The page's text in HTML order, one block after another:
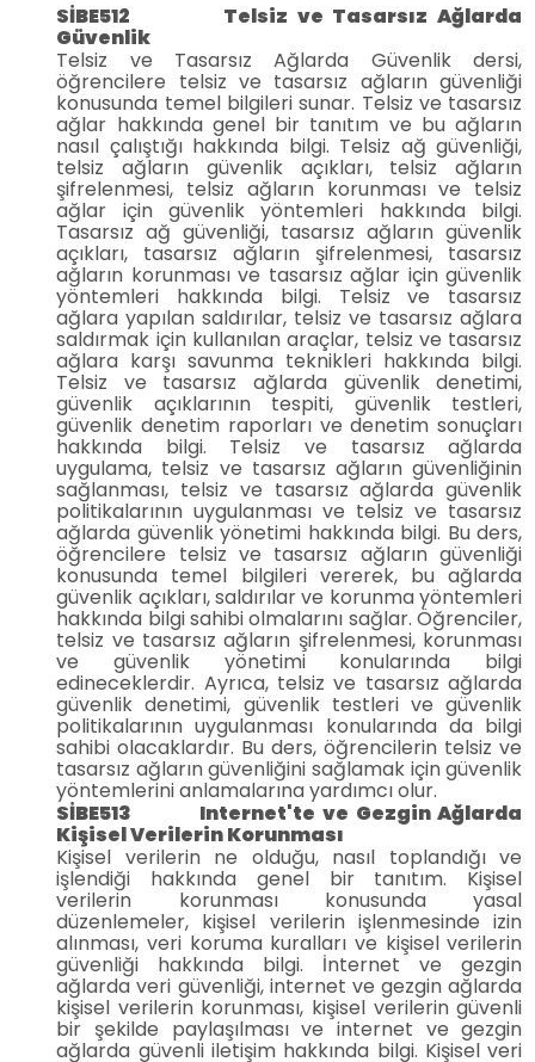
SİBE512 Telsiz ve Tasarsız Ağlarda
Güvenlik
Telsiz ve Tasarsız Ağlarda Güvenlik dersi,
öğrencilere telsiz ve tasarsız ağların güvenliği
konusunda temel bilgileri sunar. Telsiz ve tasarsız
ağlar hakkında genel bir tanıtım ve bu ağların
nasıl çalıştığı hakkında bilgi. Telsiz ağ güvenliği,
telsiz ağların güvenlik açıkları, telsiz ağların
şifrelenmesi, telsiz ağların korunması ve telsiz
ağlar için güvenlik yöntemleri hakkında bilgi.
Tasarsız ağ güvenliği, tasarsız ağların güvenlik
açıkları, tasarsız ağların şifrelenmesi, tasarsız
ağların korunması ve tasarsız ağlar için güvenlik
yöntemleri hakkında bilgi. Telsiz ve tasarsız
ağlara yapılan saldırılar, telsiz ve tasarsız ağlara
saldırmak için kullanılan araçlar, telsiz ve tasarsız
ağlara karşı savunma teknikleri hakkında bilgi.
Telsiz ve tasarsız ağlarda güvenlik denetimi,
güvenlik açıklarının tespiti, güvenlik testleri,
güvenlik denetim raporları ve denetim sonuçları
hakkında bilgi. Telsiz ve tasarsız ağlarda
uygulama, telsiz ve tasarsız ağların güvenliğinin
sağlanması, telsiz ve tasarsız ağlarda güvenlik
politikalarının uygulanması ve telsiz ve tasarsız
ağlarda güvenlik yönetimi hakkında bilgi. Bu ders,
öğrencilere telsiz ve tasarsız ağların güvenliği
konusunda temel bilgileri vererek, bu ağlarda
güvenlik açıkları, saldırılar ve korunma yöntemleri
hakkında bilgi sahibi olmalarını sağlar. Öğrenciler,
telsiz ve tasarsız ağların şifrelenmesi, korunması
ve güvenlik yönetimi konularında bilgi
edineceklerdir. Ayrıca, telsiz ve tasarsız ağlarda
güvenlik denetimi, güvenlik testleri ve güvenlik
politikalarının uygulanması konularında da bilgi
sahibi olacaklardır. Bu ders, öğrencilerin telsiz ve
tasarsız ağların güvenliğini sağlamak için güvenlik
yöntemlerini anlamalarına yardımcı olur.
SİBE513 Internet'te ve Gezgin Ağlarda
Kişisel Verilerin Korunması
Kişisel verilerin ne olduğu, nasıl toplandığı ve
işlendiği hakkında genel bir tanıtım. Kişisel
verilerin korunması konusunda yasal
düzenlemeler, kişisel verilerin işlenmesinde izin
alınması, veri koruma kuralları ve kişisel verilerin
güvenliği hakkında bilgi. İnternet ve gezgin
ağlarda veri güvenliği, internet ve gezgin ağlarda
kişisel verilerin korunması, kişisel verilerin güvenli
bir şekilde paylaşılması ve internet ve gezgin
ağlarda güvenli iletişim hakkında bilgi. Kişisel veri